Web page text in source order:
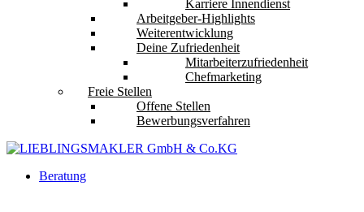
Karriere Innendienst
Arbeitgeber-Highlights
Weiterentwicklung
Deine Zufriedenheit
Mitarbeiterzufriedenheit
Chefmarketing
Freie Stellen
Offene Stellen
Bewerbungsverfahren
Beratung